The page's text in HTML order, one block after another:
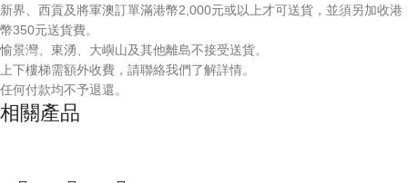
新界、西貢及將軍澳訂單滿港幣2,000元或以上才可送貨，並須另加收港
幣350元送貨費。
愉景灣、東湧、大嶼山及其他離島不接受送貨。
上下樓梯需額外收費，請聯絡我們了解詳情。
任何付款均不予退還。
相關產品